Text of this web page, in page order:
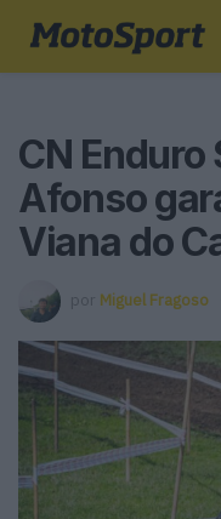
CN
Afonso
Viana do
por Miguel Fragoso